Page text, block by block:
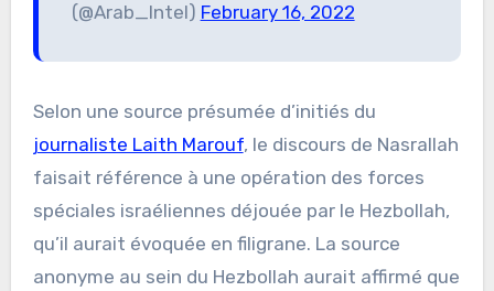
(@Arab_Intel) February 16, 2022
Selon une source présumée d’initiés du
journaliste Laith Marouf, le discours de Nasrallah
faisait référence à une opération des forces
spéciales israéliennes déjouée par le Hezbollah,
qu’il aurait évoquée en filigrane. La source
anonyme au sein du Hezbollah aurait affirmé que